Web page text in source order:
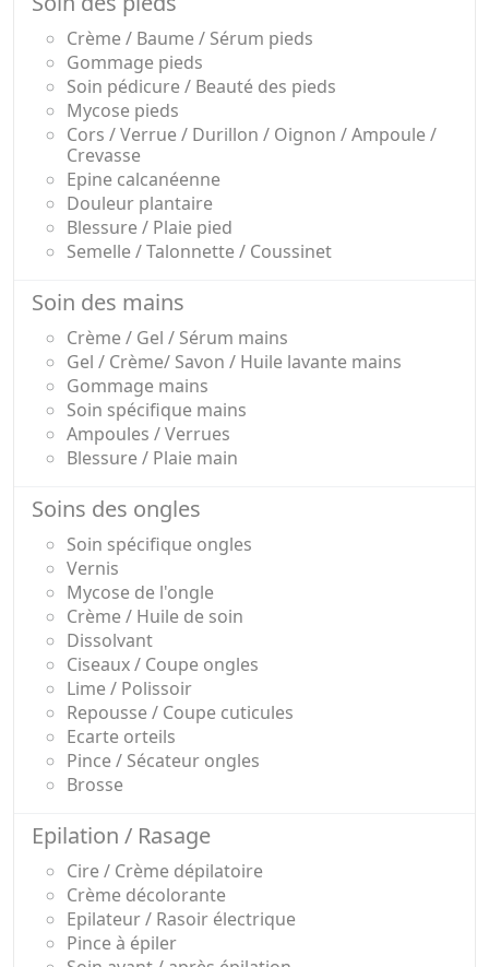
Crème / Baume / Sérum pieds
Gommage pieds
Soin pédicure / Beauté des pieds
Mycose pieds
Cors / Verrue / Durillon / Oignon / Ampoule /
Crevasse
Epine calcanéenne
Douleur plantaire
Blessure / Plaie pied
Semelle / Talonnette / Coussinet
Soin des mains
Crème / Gel / Sérum mains
Gel / Crème/ Savon / Huile lavante mains
Gommage mains
Soin spécifique mains
Ampoules / Verrues
Blessure / Plaie main
Soins des ongles
Soin spécifique ongles
Vernis
Mycose de l'ongle
Crème / Huile de soin
Dissolvant
Ciseaux / Coupe ongles
Lime / Polissoir
Repousse / Coupe cuticules
Ecarte orteils
Pince / Sécateur ongles
Brosse
Epilation / Rasage
Cire / Crème dépilatoire
Crème décolorante
Epilateur / Rasoir électrique
Pince à épiler